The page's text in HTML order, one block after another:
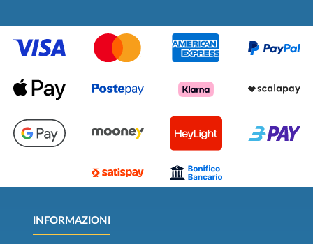
INFORMAZIONI